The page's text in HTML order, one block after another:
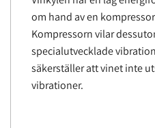
om hand av en
Kompressorn vilar
specialutvecklade
säkerställer att vinet inte
vibrationer.